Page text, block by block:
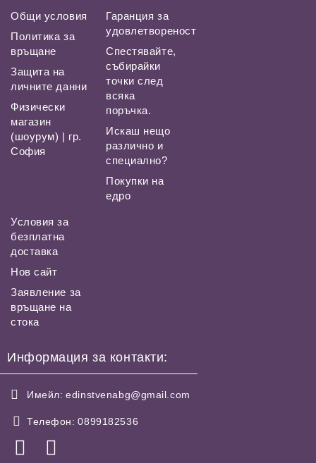
Общи условия
Политика за
връщане
Защита на
личните данни
Физически
магазин
(шоурум) | гр.
София
Гаранция за
удовлетвореност
Спестявайте,
събирайки
точки след
всяка
поръчка.
Искаш нещо
различно и
специално?
Покупки на
едро
Условия за
безплатна
доставка
Нов сайт
Заявление за
връщане на
стока
Информация за контакти:
Имейл: edinstvenabg@gmail.com
Телефон: 0899182536